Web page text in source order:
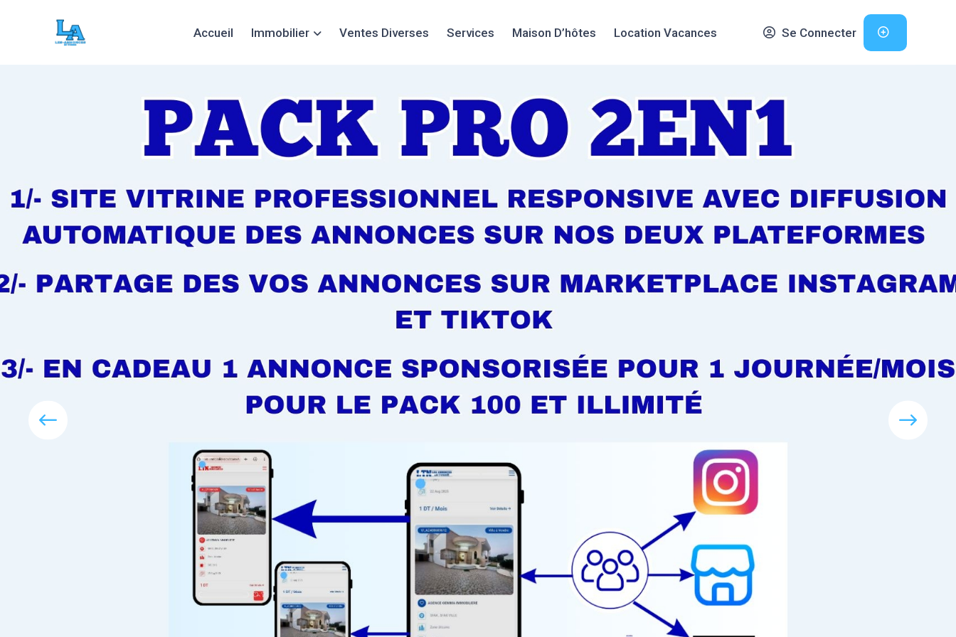
Accueil Immobilier Ventes Diverses Services Maison D’hôtes Location Vacances Se Connecter